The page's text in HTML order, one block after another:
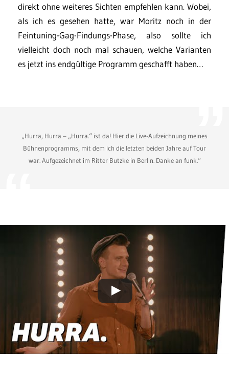
direkt ohne weiteres Sichten empfehlen kann. Wobei,
als ich es gesehen hatte, war Moritz noch in der
Feintuning-Gag-Findungs-Phase, also sollte ich
vielleicht doch noch mal schauen, welche Varianten
es jetzt ins endgültige Programm geschafft haben…
„Hurra, Hurra – „Hurra.“ ist da! Hier die Live-Aufzeichnung meines
Bühnenprogramms, mit dem ich die letzten beiden Jahre auf Tour
war. Aufgezeichnet im Ritter Butzke in Berlin. Danke an funk.“